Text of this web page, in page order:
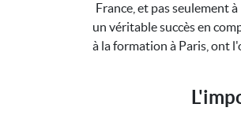
France, et pas seulement
un véritable succès en
à la formation à Paris, ont